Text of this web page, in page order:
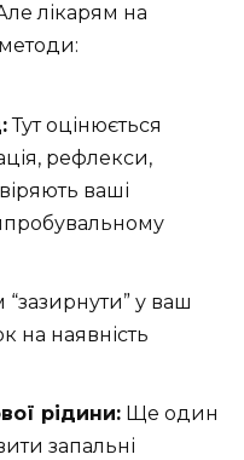
лікарям на
Тут оцінюється
рефлекси,
ваші
у ваш
на наявність
рідини: Ще один
запальні